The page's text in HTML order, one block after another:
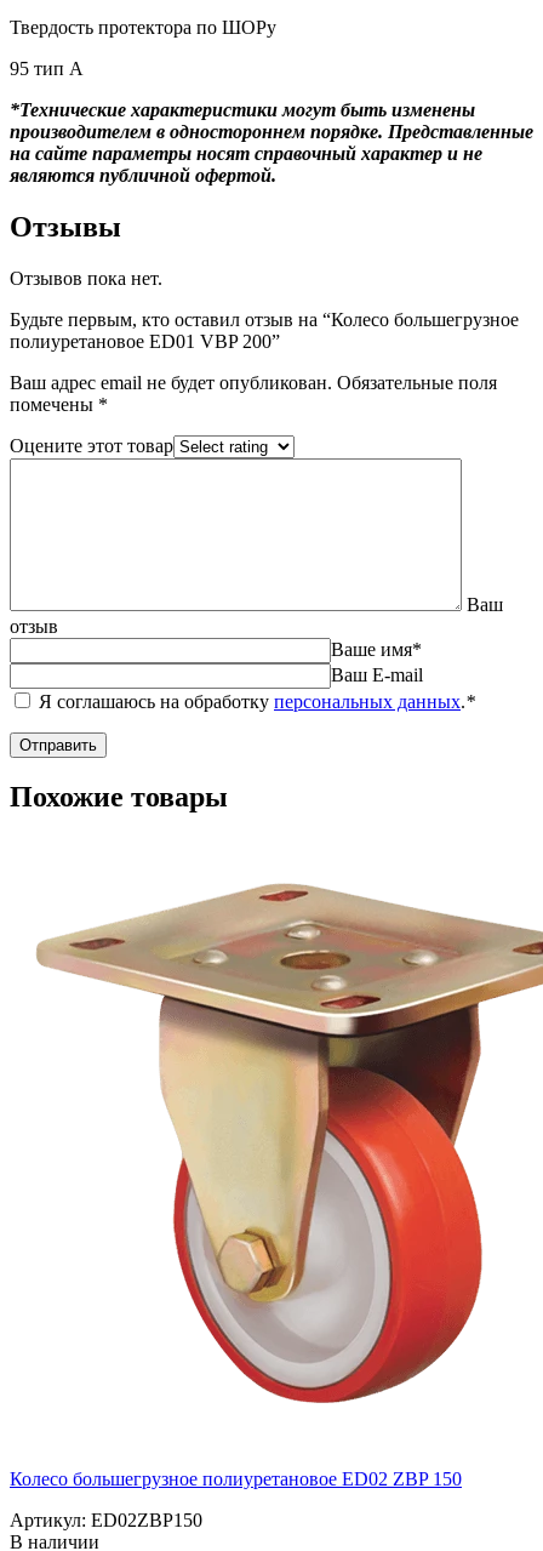
Твердость протектора по ШОРу
95 тип А
*Технические характеристики могут быть изменены
производителем в одностороннем порядке. Представленные
на сайте параметры носят справочный характер и не
являются публичной офертой.
Отзывы
Отзывов пока нет.
Будьте первым, кто оставил отзыв на “Колесо большегрузное
полиуретановое ED01 VBP 200”
Ваш адрес email не будет опубликован. Обязательные поля
помечены *
Оцените этот товар
Ваш
отзыв
Ваше имя*
Ваш E-mail
Я соглашаюсь на обработку персональных данных.*
Похожие товары
Колесо большегрузное полиуретановое ED02 ZBP 150
Артикул: ED02ZBP150
В наличии